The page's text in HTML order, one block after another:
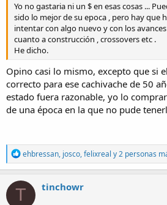
Yo no gastaria ni un $ en esas cosas ...
sido lo mejor de su epoca , pero hay que
intentar con algo nuevo y con los
cuanto a construcción , crossovers etc .
He dicho.
Opino casi lo mismo, excepto que si
correcto para ese cachivache de 50
estado fuera razonable, yo lo
de una época en la que no pude
R
e
a
c
t
ehbressan, josco,felixreal y 2 personas
T tinchowr